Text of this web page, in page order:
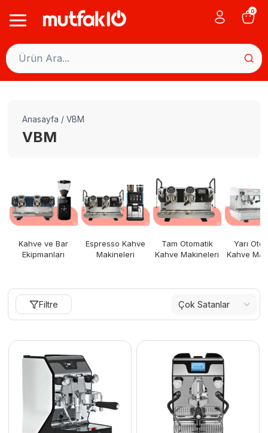
0
Anasayfa / VBM
VBM
Kahve ve Bar
Ekipmanları
Espresso Kahve
Makineleri
Tam Otomatik
Kahve Makineleri
Yarı
Kahve
Filtre